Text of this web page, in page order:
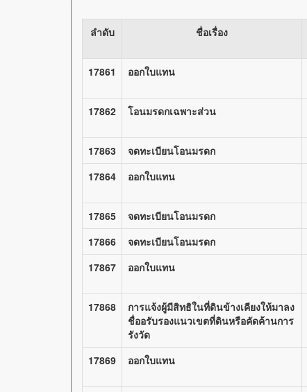
ลำดับ ชื่อเรื่อง
17861 ออกใบแทน
17862
โอนมรดกเฉพาะส่วน
17863
จดทะเบียนโอนมรดก
17864
ออกใบแทน
17865
จดทะเบียนโอนมรดก
17866
จดทะเบียนโอนมรดก
17867
ออกใบแทน
17868
การแจ้งผู้มีสิทธิในที่ดินข้างเคียงให้มาลง
ชื่ออรับรองแนวเขตที่ดินหรือคัดค้านการ
รังวัด
17869 ออกใบแทน